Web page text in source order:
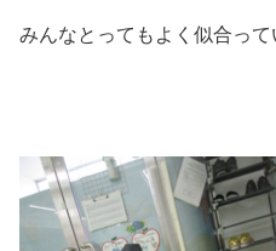
みんなとってもよく似合っ